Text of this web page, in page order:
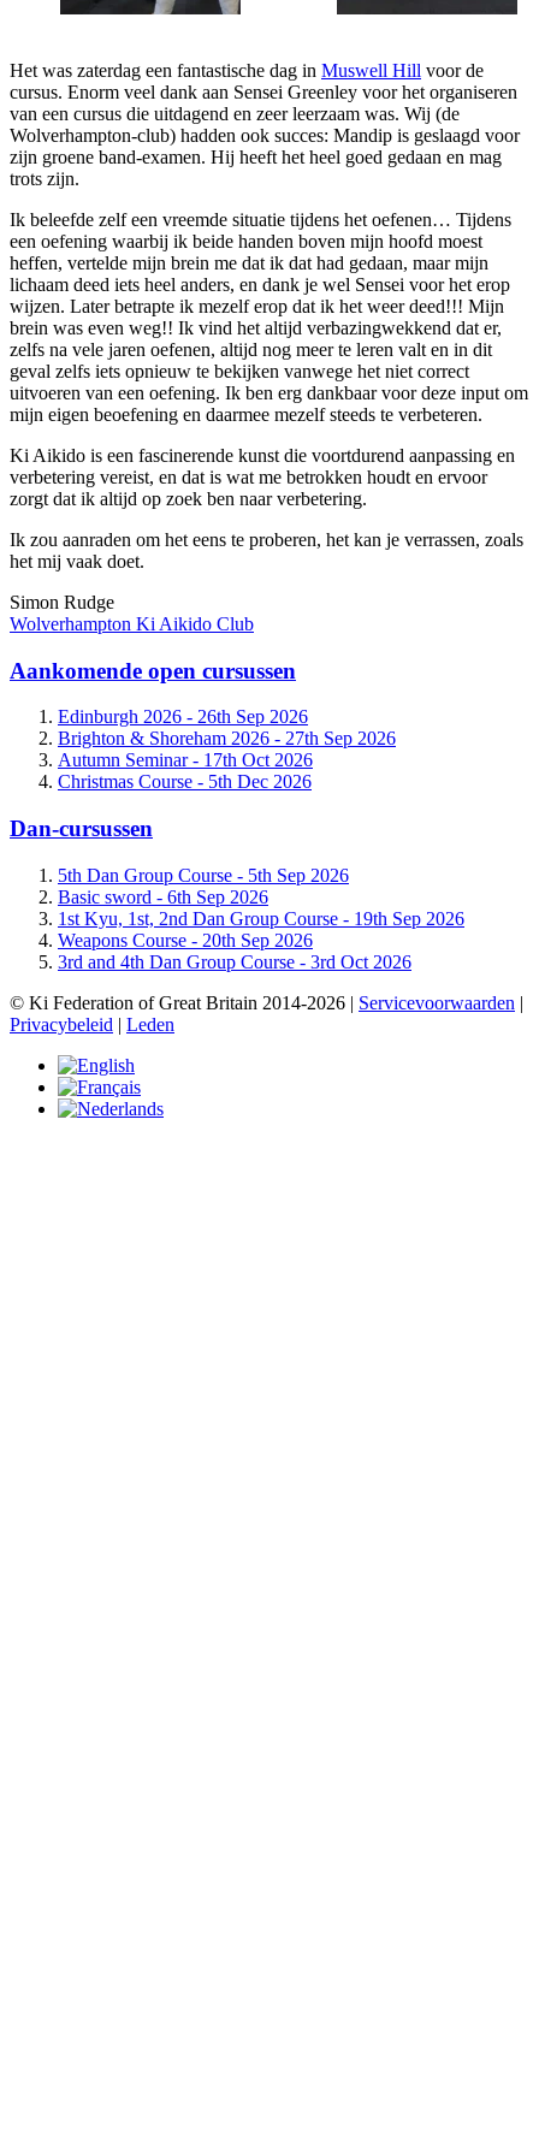
Het was zaterdag een fantastische dag in Muswell Hill voor de
cursus. Enorm veel dank aan Sensei Greenley voor het organiseren
van een cursus die uitdagend en zeer leerzaam was. Wij (de
Wolverhampton-club) hadden ook succes: Mandip is geslaagd voor
zijn groene band-examen. Hij heeft het heel goed gedaan en mag
trots zijn.
Ik beleefde zelf een vreemde situatie tijdens het oefenen… Tijdens
een oefening waarbij ik beide handen boven mijn hoofd moest
heffen, vertelde mijn brein me dat ik dat had gedaan, maar mijn
lichaam deed iets heel anders, en dank je wel Sensei voor het erop
wijzen. Later betrapte ik mezelf erop dat ik het weer deed!!! Mijn
brein was even weg!! Ik vind het altijd verbazingwekkend dat er,
zelfs na vele jaren oefenen, altijd nog meer te leren valt en in dit
geval zelfs iets opnieuw te bekijken vanwege het niet correct
uitvoeren van een oefening. Ik ben erg dankbaar voor deze input om
mijn eigen beoefening en daarmee mezelf steeds te verbeteren.
Ki Aikido is een fascinerende kunst die voortdurend aanpassing en
verbetering vereist, en dat is wat me betrokken houdt en ervoor
zorgt dat ik altijd op zoek ben naar verbetering.
Ik zou aanraden om het eens te proberen, het kan je verrassen, zoals
het mij vaak doet.
Simon Rudge
Wolverhampton Ki Aikido Club
Aankomende open cursussen
Edinburgh 2026 - 26th Sep 2026
Brighton & Shoreham 2026 - 27th Sep 2026
Autumn Seminar - 17th Oct 2026
Christmas Course - 5th Dec 2026
Dan-cursussen
5th Dan Group Course - 5th Sep 2026
Basic sword - 6th Sep 2026
1st Kyu, 1st, 2nd Dan Group Course - 19th Sep 2026
Weapons Course - 20th Sep 2026
3rd and 4th Dan Group Course - 3rd Oct 2026
© Ki Federation of Great Britain 2014-2026 | Servicevoorwaarden |
Privacybeleid | Leden